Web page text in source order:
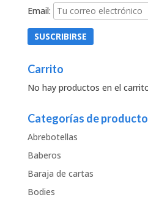
Email:
Carrito
No hay productos en el
Categorías de
Abrebotellas
Baberos
Baraja de cartas
Bodies